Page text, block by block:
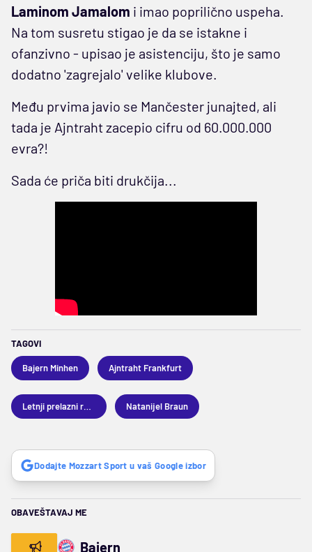
Laminom Jamalom i imao poprilično uspeha.
Na tom susretu stigao je da se istakne i
ofanzivno - upisao je asistenciju, što je samo
dodatno 'zagrejalo' velike klubove.
Među prvima javio se Mančester junajted, ali
tada je Ajntraht zacepio cifru od 60.000.000
evra?!
Sada će priča biti drukčija...
TAGOVI
Bajern Minhen Ajntraht Frankfurt
Natanijel Braun
Dodajte Mozzart Sport u vaš Google izbor
OBAVEŠTAVAJ ME
Bajern